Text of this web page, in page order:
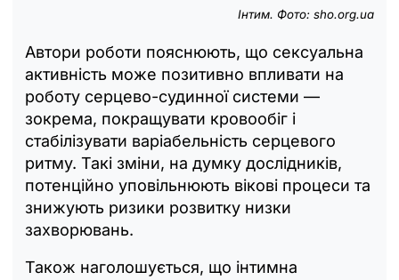
Інтим. Фото: sho.org.ua
Автори роботи пояснюють, що сексуальна
активність може позитивно впливати на
роботу серцево-судинної системи —
зокрема, покращувати кровообіг і
стабілізувати варіабельність серцевого
ритму. Такі зміни, на думку дослідників,
потенційно уповільнюють вікові процеси та
знижують ризики розвитку низки
захворювань.
Також наголошується, що інтимна